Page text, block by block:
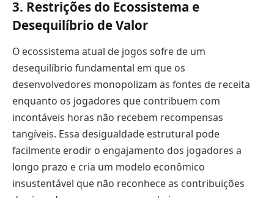
3. Restrições do Ecossistema e
Desequilíbrio de Valor
O ecossistema atual de jogos sofre de um
desequilíbrio fundamental em que os
desenvolvedores monopolizam as fontes de receita
enquanto os jogadores que contribuem com
incontáveis horas não recebem recompensas
tangíveis. Essa desigualdade estrutural pode
facilmente erodir o engajamento dos jogadores a
longo prazo e cria um modelo econômico
insustentável que não reconhece as contribuições